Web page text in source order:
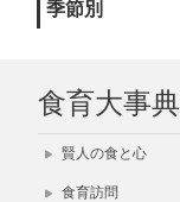
季節別
食育大事典
賢人の食と心
食育訪問